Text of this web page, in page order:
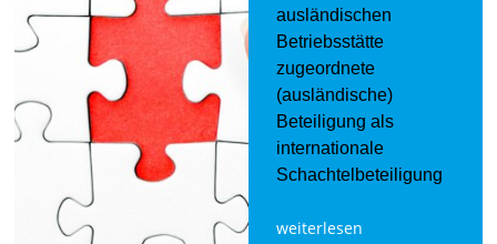
ausländischen
Betriebsstätte
zugeordnete
(ausländische)
Beteiligung als
internationale
Schachtelbeteiligung
weiterlesen